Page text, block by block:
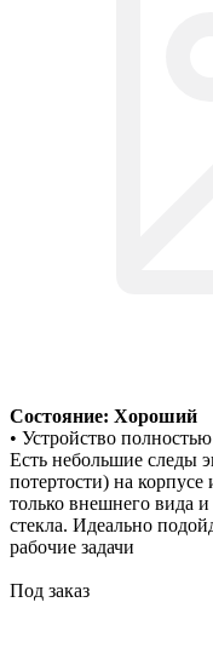
Состояние: Хороший
• Устройство
Есть небольшие следы
потертости) на
только внешнего вида
стекла. Идеально
рабочие задачи
Под заказ